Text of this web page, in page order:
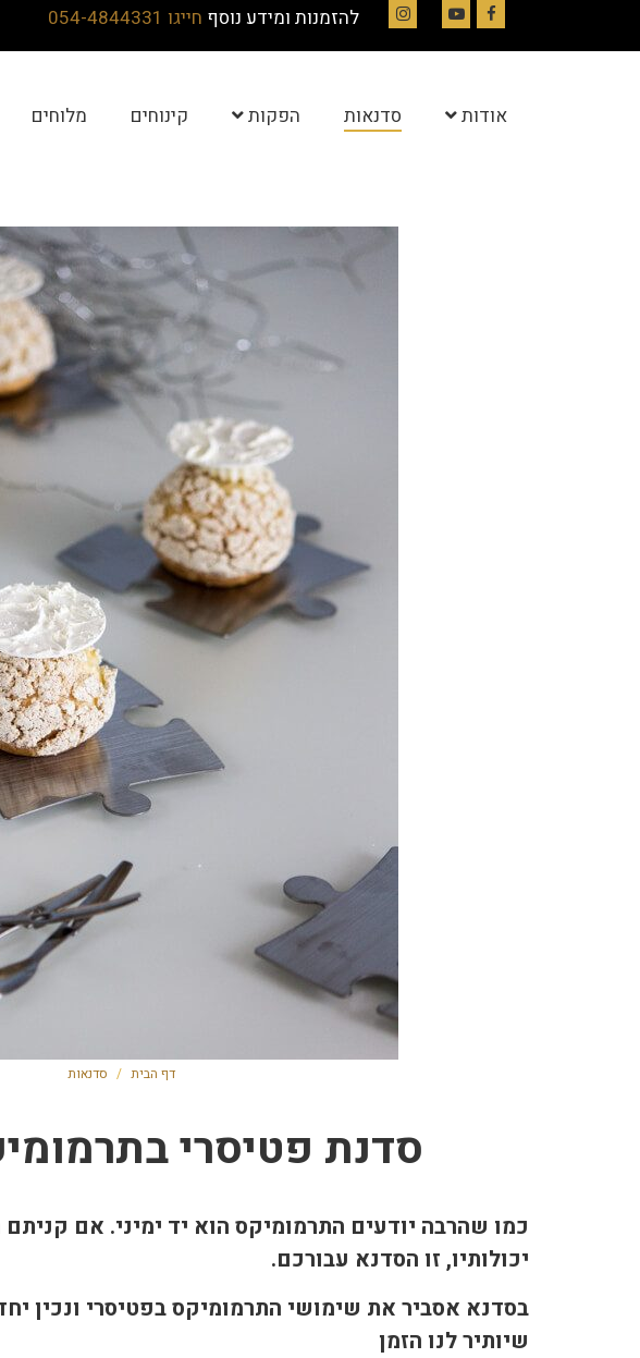
להזמנות ומידע נוסף חייגו 054-4844331
אודות סדנאות הפקות קינוחים מלוחים
דף הבית / סדנאות
סדנת פטיסרי
כמו שהרבה יודעים התרמומיקס הוא יד ימיני. אם
יכולותיו, זו הסדנא עבורכם.
בסדנא אסביר את שימושי התרמומיקס בפטיסרי ונכין
שיותיר לנו הזמן